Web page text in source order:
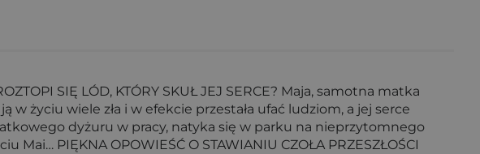
SIĘ LÓD, KTÓRY SKUŁ JEJ SERCE? Maja, samotna matka
w życiu wiele zła i w efekcie przestała ufać ludziom, a jej serce
dyżuru w pracy, natyka się w parku na nieprzytomnego
PIĘKNA OPOWIEŚĆ O STAWIANIU CZOŁA PRZESZŁOŚCI